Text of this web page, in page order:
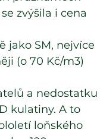
zvýšila i cena
jako SM, nejvíce
(o 70 Kč/m3)
a nedostatku
kulatiny. A to
loňského